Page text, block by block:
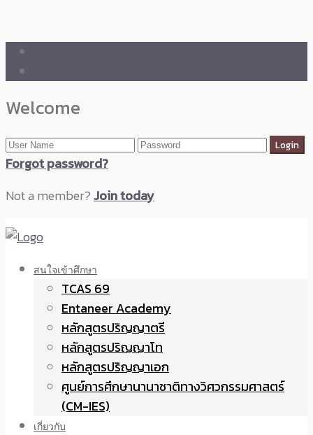
Welcome
Forgot password?
Not a member?Join today
สนใจเข้าศึกษา
TCAS 69
Entaneer Academy
หลักสูตรปริญญาตรี
หลักสูตรปริญญาโท
หลักสูตรปริญญาเอก
ศูนย์การศึกษานานาชาติทางวิศวกรรมศาสตร์
(CM-IES)
เกี่ยวกับ